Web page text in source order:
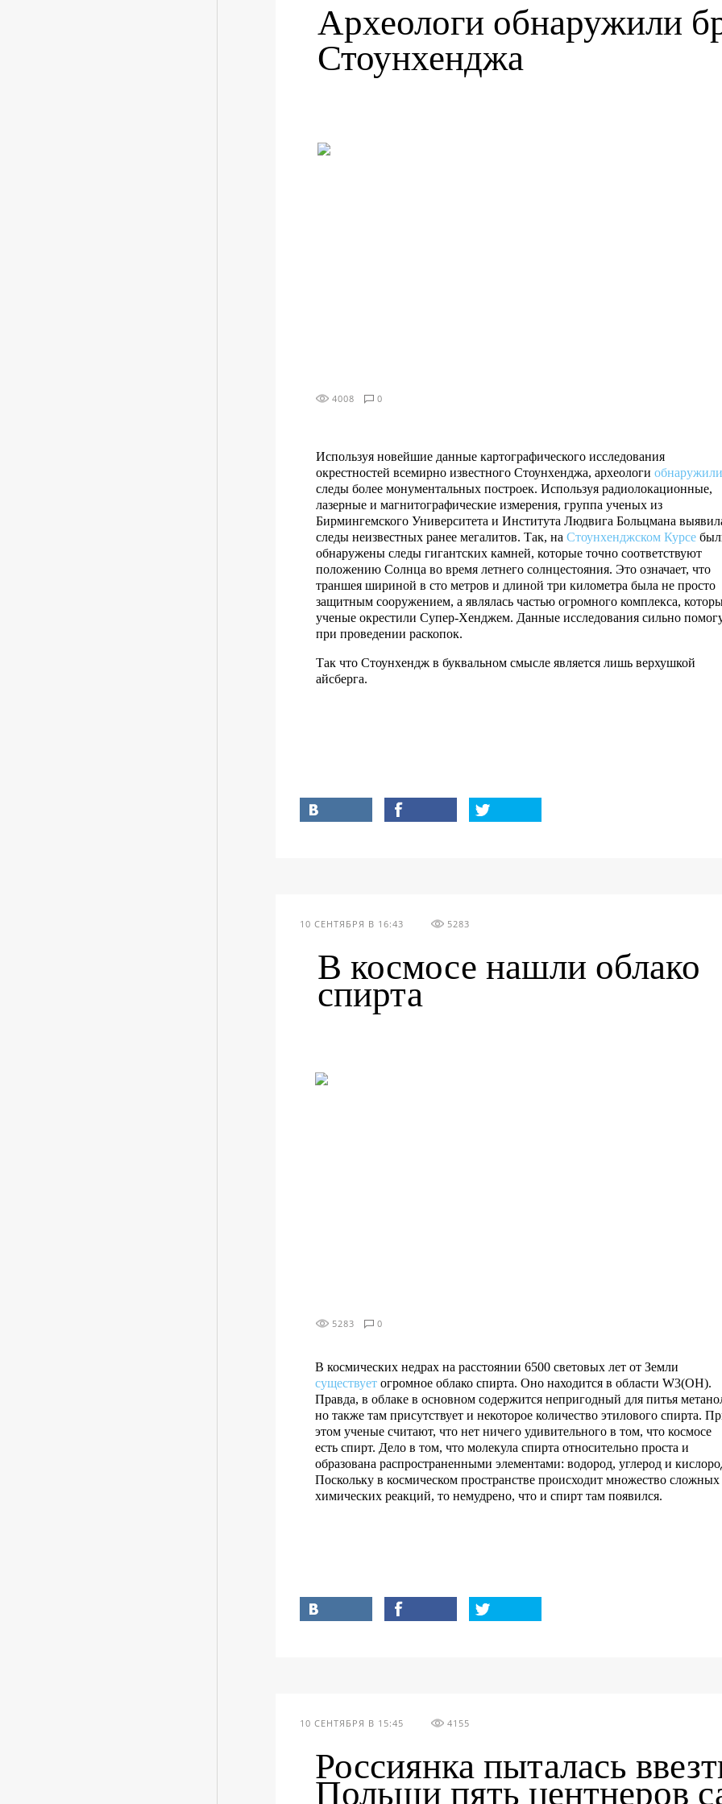
Археологи обнаружили
Стоунхенджа
4008 0
Используя новейшие данные картографического исследования
окрестностей всемирно известного Стоунхенджа, археологи обнаружили
следы более монументальных построек. Используя радиолокационные,
лазерные и магнитографические измерения, группа ученых из
Бирмингемского Университета и Института Людвига Больцмана
следы неизвестных ранее мегалитов. Так, на Стоунхенджском Курсе
обнаружены следы гигантских камней, которые точно соответствуют
положению Солнца во время летнего солнцестояния. Это означает, что
траншея шириной в сто метров и длиной три километра была не просто
защитным сооружением, а являлась частью огромного комплекса,
ученые окрестили Супер-Хенджем. Данные исследования сильно
при проведении раскопок.
Так что Стоунхендж в буквальном смысле является лишь верхушкой
айсберга.
10 СЕНТЯБРЯ В 16:43 5283
В космосе нашли облако
спирта
5283 0
В космических недрах на расстоянии 6500 световых лет от Земли
существует огромное облако спирта. Оно находится в области W3(OH).
Правда, в облаке в основном содержится непригодный для питья
но также там присутствует и некоторое количество этилового спирта.
этом ученые считают, что нет ничего удивительного в том, что космосе
есть спирт. Дело в том, что молекула спирта относительно проста и
образована распространенными элементами: водород, углерод и
Поскольку в космическом пространстве происходит множество сложных
химических реакций, то немудрено, что и спирт там появился.
10 СЕНТЯБРЯ В 15:45 4155
Россиянка пыталась
Польши пять центнеров